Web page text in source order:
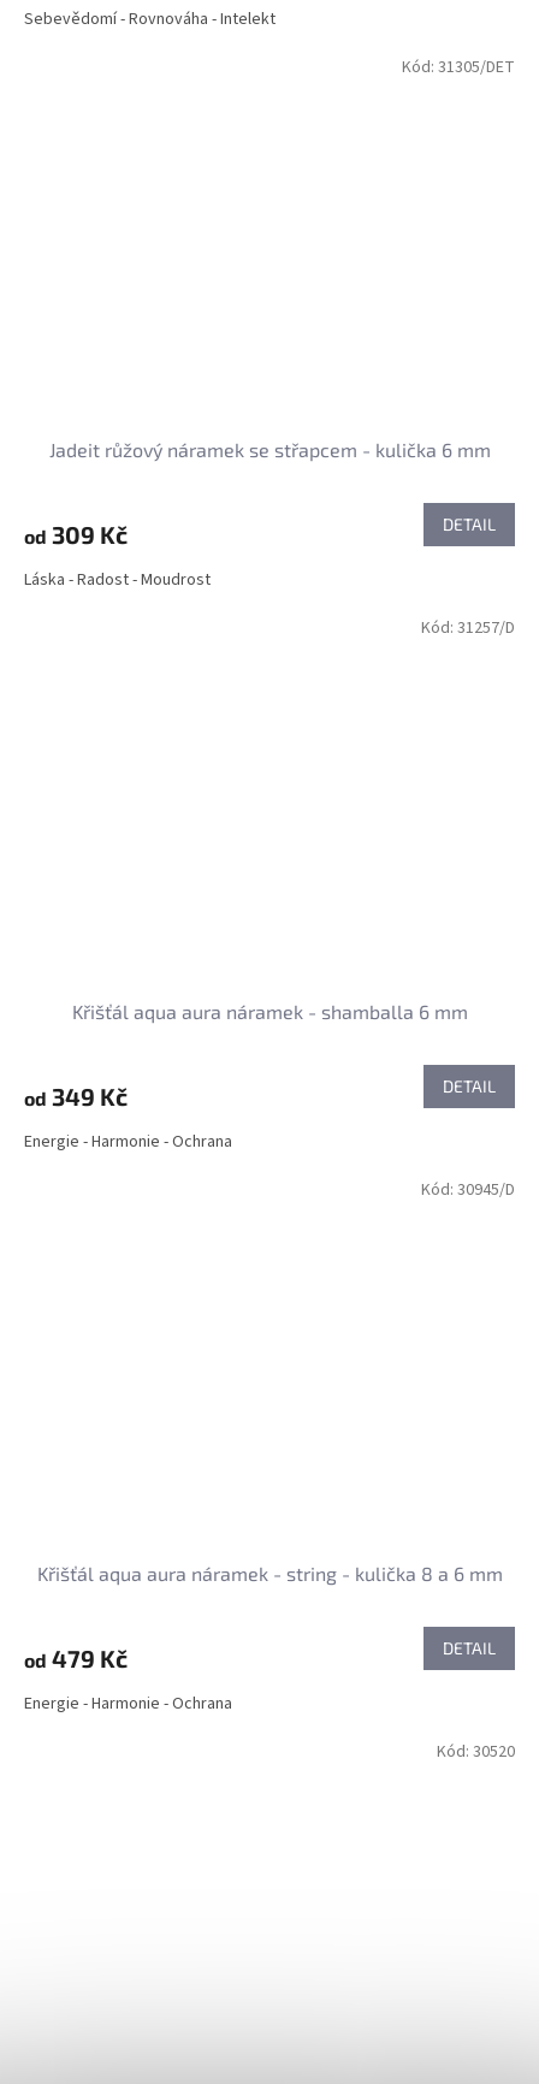
Sebevědomí - Rovnováha - Intelekt
Jadeit růžový náramek se střapcem - kulička 6 mm
od 309 Kč DETAIL
Láska - Radost - Moudrost
Kód: 31305/DET
Křišťál aqua aura náramek - shamballa 6 mm
od 349 Kč DETAIL
Energie - Harmonie - Ochrana
Kód: 31257/D
Křišťál aqua aura náramek - string - kulička 8 a 6 mm
od 479 Kč DETAIL
Energie - Harmonie - Ochrana
Kód: 30945/D
Kód: 30520